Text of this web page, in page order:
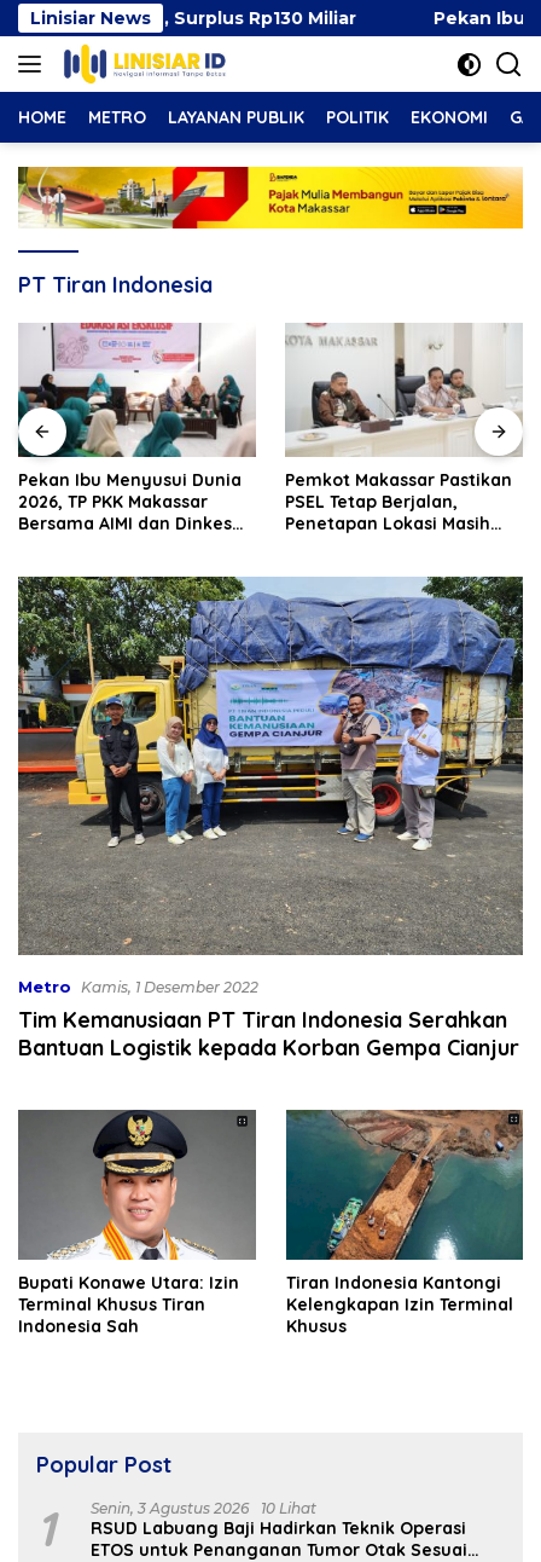
Langsung
ke
konten
Linisiar News
Persen, Surplus Rp130 Miliar Pekan Ibu
HOME METRO LAYANAN PUBLIK POLITIK EKONOMI
PT Tiran Indonesia
Pekan Ibu Menyusui Dunia
2026, TP PKK Makassar
Bersama AIMI dan Dinkes
Pemkot Makassar Pastikan
PSEL Tetap Berjalan,
Penetapan Lokasi Masih
Metro Kamis, 1 Desember 2022
Tim Kemanusiaan PT Tiran Indonesia Serahkan
Bantuan Logistik kepada Korban Gempa Cianjur
Bupati Konawe Utara: Izin
Terminal Khusus Tiran
Indonesia Sah
Tiran Indonesia Kantongi
Kelengkapan Izin Terminal
Khusus
Popular Post
1 Senin, 3 Agustus 2026 10 Lihat
RSUD Labuang Baji Hadirkan Teknik Operasi
ETOS untuk Penanganan Tumor Otak Sesuai